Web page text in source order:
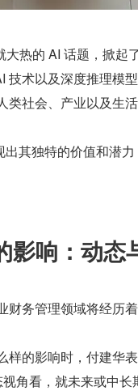
热的 AI 话题，掀起
技术以及深度推理模
社会、产业以及生活
其独特的价值和潜
响：动态
务管理领域将经历着
的影响时，付建华
角看，就未来或中